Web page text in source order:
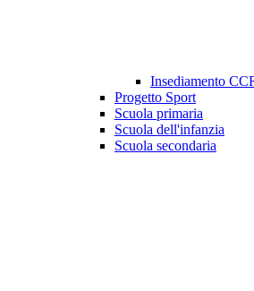
Insediamento
Progetto Sport
Scuola primaria
Scuola dell'infanzia
Scuola secondaria